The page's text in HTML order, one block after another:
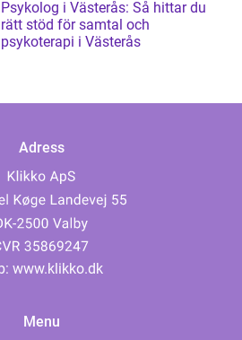
Psykolog i Västerås: Så hittar du
rätt stöd för samtal och
psykoterapi i Västerås
Adress
www.klikko.dk
Menu